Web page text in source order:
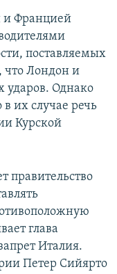
и Францией
поставляемых
что Лондон и
ударов. Однако
их случае речь
Курской
правительство
глава
Италия.
Петер Сийярто